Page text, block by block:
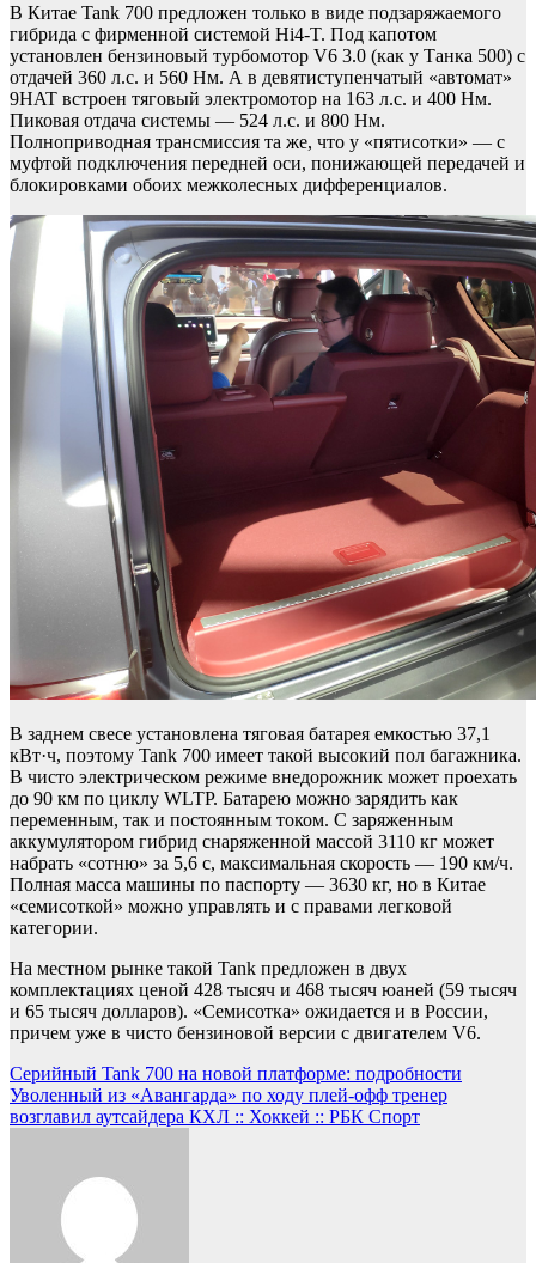
В Китае Tank 700 предложен только в виде подзаряжаемого
гибрида с фирменной системой Hi4-T. Под капотом
установлен бензиновый турбомотор V6 3.0 (как у Танка 500) с
отдачей 360 л.с. и 560 Нм. А в девятиступенчатый «автомат»
9HAT встроен тяговый электромотор на 163 л.с. и 400 Нм.
Пиковая отдача системы — 524 л.с. и 800 Нм.
Полноприводная трансмиссия та же, что у «пятисотки» — с
муфтой подключения передней оси, понижающей передачей и
блокировками обоих межколесных дифференциалов.
В заднем свесе установлена тяговая батарея емкостью 37,1
кВт·ч, поэтому Tank 700 имеет такой высокий пол багажника.
В чисто электрическом режиме внедорожник может проехать
до 90 км по циклу WLTP. Батарею можно зарядить как
переменным, так и постоянным током. С заряженным
аккумулятором гибрид снаряженной массой 3110 кг может
набрать «сотню» за 5,6 с, максимальная скорость — 190 км/ч.
Полная масса машины по паспорту — 3630 кг, но в Китае
«семисоткой» можно управлять и с правами легковой
категории.
На местном рынке такой Tank предложен в двух
комплектациях ценой 428 тысяч и 468 тысяч юаней (59 тысяч
и 65 тысяч долларов). «Семисотка» ожидается и в России,
причем уже в чисто бензиновой версии с двигателем V6.
Навигация
по
Серийный Tank 700 на новой платформе: подробности
Уволенный из «Авангарда» по ходу плей-офф тренер
возглавил аутсайдера КХЛ :: Хоккей :: РБК Спорт